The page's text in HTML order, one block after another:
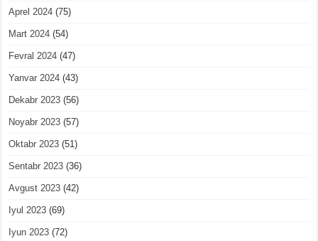
Aprel 2024 (75)
Mart 2024 (54)
Fevral 2024 (47)
Yanvar 2024 (43)
Dekabr 2023 (56)
Noyabr 2023 (57)
Oktabr 2023 (51)
Sentabr 2023 (36)
Avgust 2023 (42)
Iyul 2023 (69)
Iyun 2023 (72)